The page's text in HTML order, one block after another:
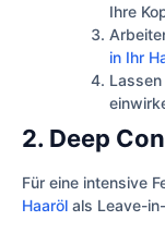
Ihre
in Ihr
2. Deep
Für eine intensive
Haaröl als Leave-